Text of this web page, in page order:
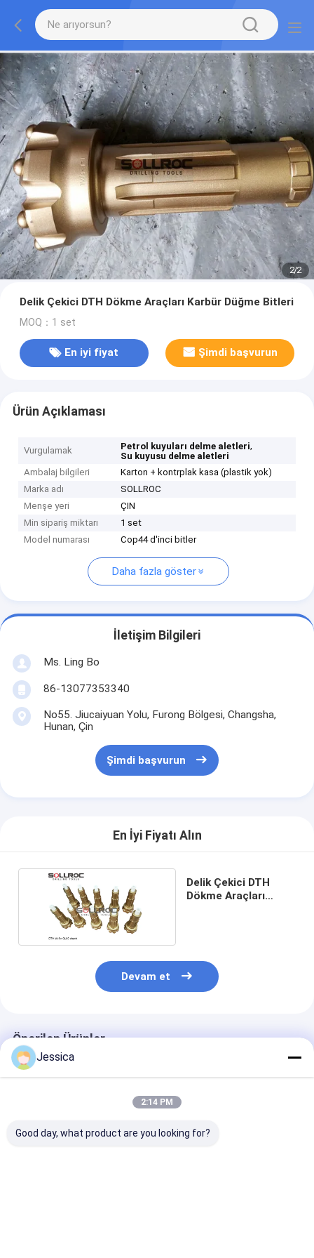
2/2
Delik Çekici DTH Dökme Araçları Karbür Düğme Bitleri
MOQ：1 set
En iyi fiyat Şimdi başvurun
Ürün Açıklaması
Vurgulamak Petrol kuyuları delme aletleri,
Su kuyusu delme aletleri
Ambalaj bilgileri
Karton + kontrplak kasa (plastik yok)
Marka adı
SOLLROC
Menşe yeri
ÇIN
Min sipariş miktarı
1 set
Model numarası
Cop44 d'inci bitler
Daha fazla göster
İletişim Bilgileri
Ms. Ling Bo
86-13077353340
No55. Jiucaiyuan Yolu, Furong Bölgesi, Changsha,
Hunan, Çin
Şimdi başvurun
En İyi Fiyatı Alın
Delik Çekici DTH
Dökme Araçları
Devam et
Önerilen Ürünler
Jessica
2:14 PM
Good day, what product are you looking for?